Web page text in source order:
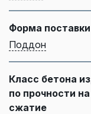
Форма поставки
Поддон
Класс бетона
по прочности на
сжатие